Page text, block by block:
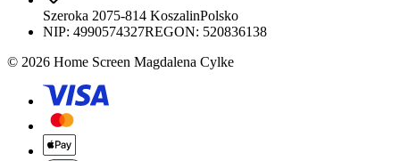
Szeroka 2075-814 KoszalinPolsko
NIP: 4990574327REGON: 520836138
© 2026 Home Screen Magdalena Cylke